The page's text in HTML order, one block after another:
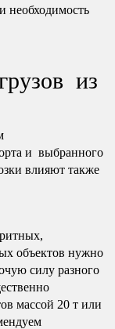
необходимость
из
и выбранного
влияют также
объектов нужно
силу разного
массой 20 т или